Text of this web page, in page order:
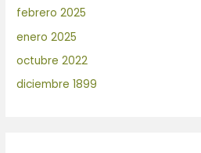
febrero 2025
enero 2025
octubre 2022
diciembre 1899